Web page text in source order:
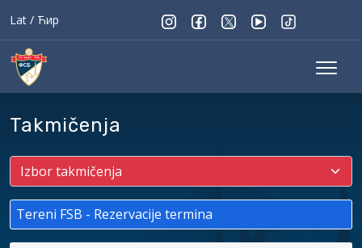
Lat / Ћир
Takmičenja
Tereni FSB - Rezervacije termina